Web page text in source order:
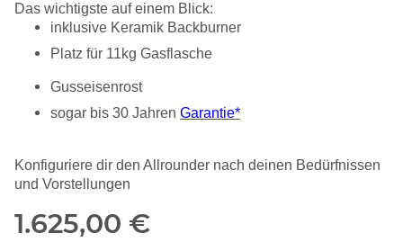
Das wichtigste auf einem Blick:
inklusive Keramik Backburner
Platz für 11kg Gasflasche
Gusseisenrost
sogar bis 30 Jahren Garantie*
Konfiguriere dir den Allrounder nach deinen Bedürfnissen
und Vorstellungen
1.625,00 €